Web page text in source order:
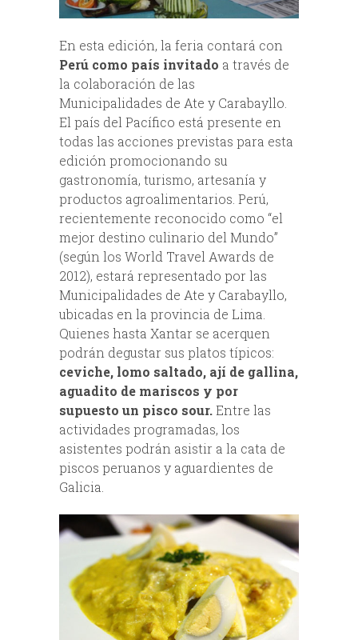
En esta edición, la feria contará con
Perú como país invitado a través de
la colaboración de las
Municipalidades de Ate y Carabayllo.
El país del Pacífico está presente en
todas las acciones previstas para esta
edición promocionando su
gastronomía, turismo, artesanía y
productos agroalimentarios. Perú,
recientemente reconocido como “el
mejor destino culinario del Mundo”
(según los World Travel Awards de
2012), estará representado por las
Municipalidades de Ate y Carabayllo,
ubicadas en la provincia de Lima.
Quienes hasta Xantar se acerquen
podrán degustar sus platos típicos:
ceviche, lomo saltado, ají de gallina,
aguadito de mariscos y por
supuesto un pisco sour.Entre las
actividades programadas, los
asistentes podrán asistir a la cata de
piscos peruanos y aguardientes de
Galicia.